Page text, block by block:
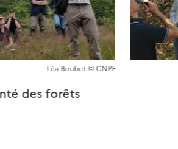
Léa Boubet © CNPF
des forêts